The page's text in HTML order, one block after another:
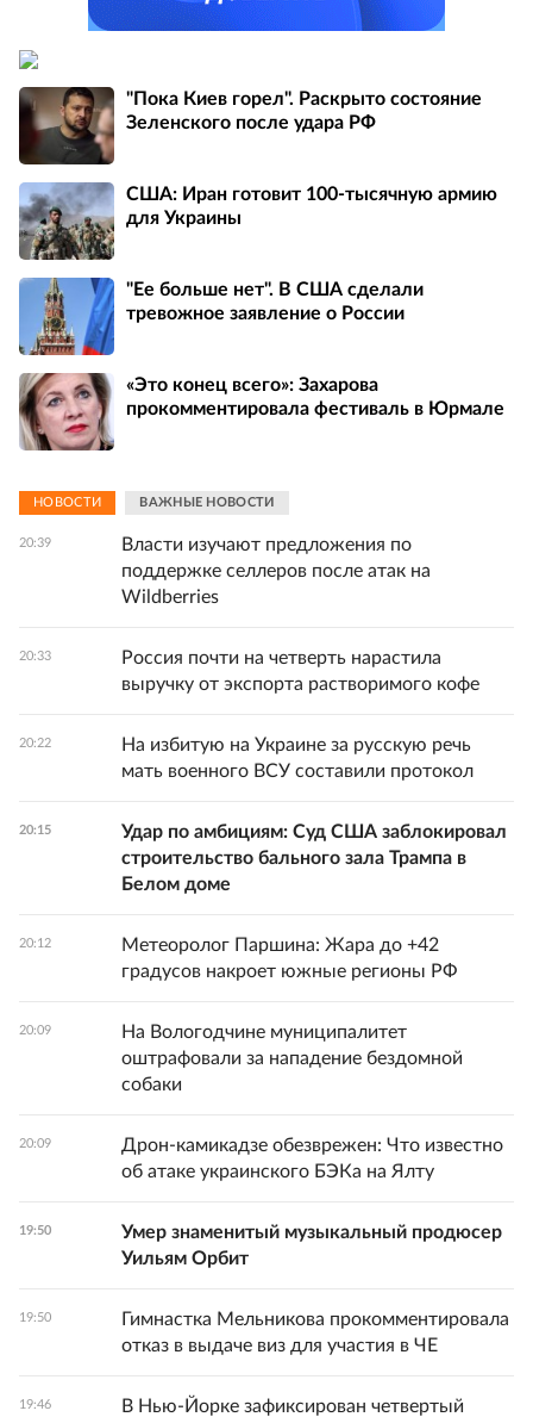
"Пока Киев горел". Раскрыто состояние
Зеленского после удара РФ
США: Иран готовит 100-тысячную армию
для Украины
"Ее больше нет". В США сделали
тревожное заявление о России
«Это конец всего»: Захарова
прокомментировала фестиваль в Юрмале
НОВОСТИ ВАЖНЫЕ НОВОСТИ
20:39
Власти изучают предложения по
поддержке селлеров после атак на
Wildberries
20:33
Россия почти на четверть нарастила
выручку от экспорта растворимого кофе
20:22
На избитую на Украине за русскую речь
мать военного ВСУ составили протокол
20:15
Удар по амбициям: Суд США заблокировал
строительство бального зала Трампа в
Белом доме
20:12
Метеоролог Паршина: Жара до +42
градусов накроет южные регионы РФ
20:09
На Вологодчине муниципалитет
оштрафовали за нападение бездомной
собаки
20:09
Дрон-камикадзе обезврежен: Что известно
об атаке украинского БЭКа на Ялту
19:50
Умер знаменитый музыкальный продюсер
Уильям Орбит
19:50
Гимнастка Мельникова прокомментировала
отказ в выдаче виз для участия в ЧЕ
19:46 В Нью-Йорке зафиксирован четвертый